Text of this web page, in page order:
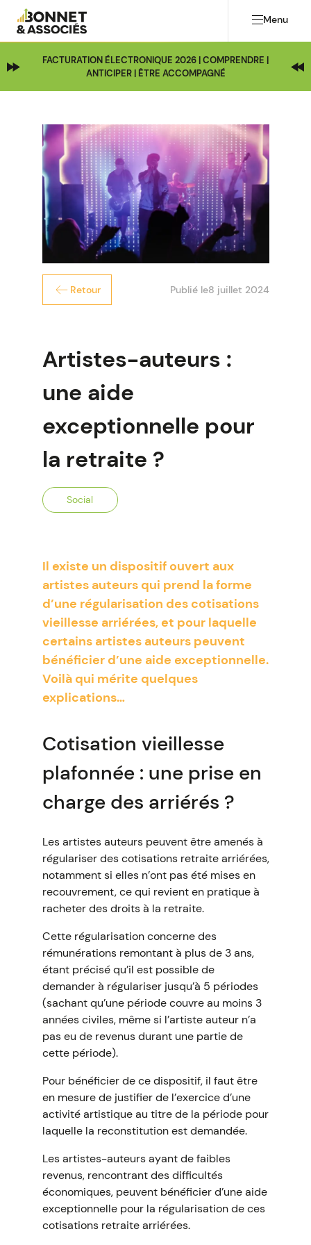
Menu
FACTURATION ÉLECTRONIQUE 2026 | COMPRENDRE |
ANTICIPER | ÊTRE ACCOMPAGNÉ
Retour Publié le8 juillet 2024
Artistes-auteurs :
une aide
exceptionnelle pour
la retraite ?
Social
Il existe un dispositif ouvert aux
artistes auteurs qui prend la forme
d’une régularisation des cotisations
vieillesse arriérées, et pour laquelle
certains artistes auteurs peuvent
bénéficier d’une aide exceptionnelle.
Voilà qui mérite quelques
explications…
Cotisation vieillesse
plafonnée : une prise en
charge des arriérés ?
Les artistes auteurs peuvent être amenés à
régulariser des cotisations retraite arriérées,
notamment si elles n’ont pas été mises en
recouvrement, ce qui revient en pratique à
racheter des droits à la retraite.
Cette régularisation concerne des
rémunérations remontant à plus de 3 ans,
étant précisé qu’il est possible de
demander à régulariser jusqu’à 5 périodes
(sachant qu’une période couvre au moins 3
années civiles, même si l’artiste auteur n’a
pas eu de revenus durant une partie de
cette période).
Pour bénéficier de ce dispositif, il faut être
en mesure de justifier de l’exercice d’une
activité artistique au titre de la période pour
laquelle la reconstitution est demandée.
Les artistes-auteurs ayant de faibles
revenus, rencontrant des difficultés
économiques, peuvent bénéficier d’une aide
exceptionnelle pour la régularisation de ces
cotisations retraite arriérées.